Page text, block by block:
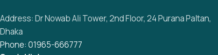
Address: Dr Nowab Ali Tower, 2nd Floor, 24 Purana Paltan,
Dhaka
Phone: 01965-666777